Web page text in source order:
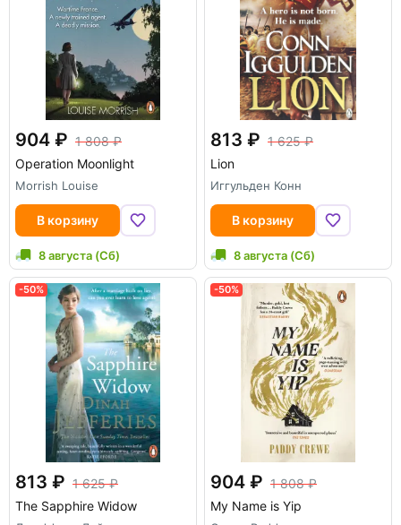
904
1 808
Operation Moonlight
Morrish Louise
В корзину
8 августа (Сб)
813
1 625
Lion
Иггульден Конн
В корзину
8 августа (Сб)
-50%
813
1 625
The Sapphire Widow
-50%
904
1 808
My Name is Yip